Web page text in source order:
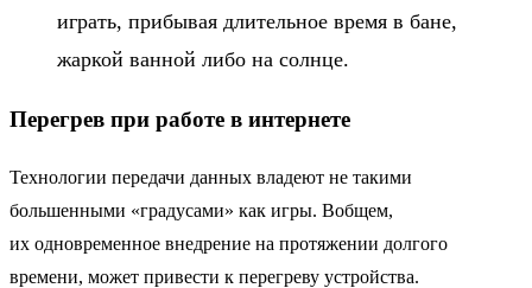
играть, прибывая длительное время в бане,
жаркой ванной либо на солнце.
Перегрев при работе в интернете
Технологии передачи данных владеют не такими
большенными «градусами» как игры. Вобщем,
их одновременное внедрение на протяжении долгого
времени, может привести к перегреву устройства.